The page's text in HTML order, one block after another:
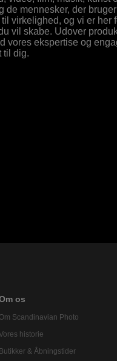
mennesker, der
virkelighed, og vi er her
vil skabe. Udover
vores ekspertise og
til dig.
os
Om Scandinavian Photo
historie
Butikker & Åbningstider